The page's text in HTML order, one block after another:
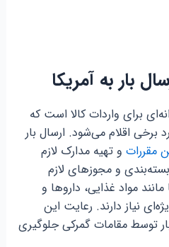
بار به آمریکا
برای واردات کالا است که
اقلام می‌شود. ارسال بار
مقررات و تهیه مدارک لازم
و مجوزهای لازم
مواد غذایی، داروها و
نیاز دارند. رعایت این
توسط مقامات گمرکی جلوگیری